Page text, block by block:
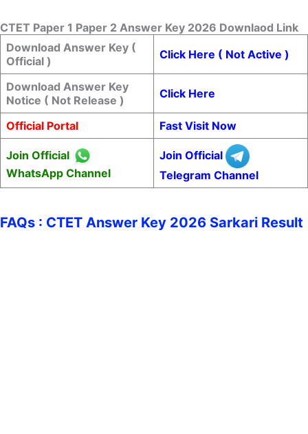
CTET Paper 1 Paper 2 Answer Key 2026 Downlaod Link
Download Answer Key (
Official )
Click Here ( Not Active )
Download Answer Key
Notice ( Not Release )
Click Here
Official Portal Fast Visit Now
Join Official
WhatsApp Channel
Join Official
Telegram Channel
FAQs : CTET Answer Key 2026 Sarkari Result